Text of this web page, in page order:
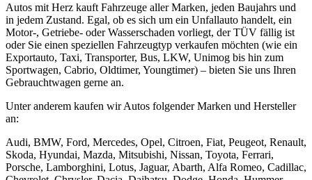
Autos mit Herz kauft Fahrzeuge aller Marken, jeden Baujahrs und
in jedem Zustand. Egal, ob es sich um ein Unfallauto handelt, ein
Motor-, Getriebe- oder Wasserschaden vorliegt, der TÜV fällig ist
oder Sie einen speziellen Fahrzeugtyp verkaufen möchten (wie ein
Exportauto, Taxi, Transporter, Bus, LKW, Unimog bis hin zum
Sportwagen, Cabrio, Oldtimer, Youngtimer) – bieten Sie uns Ihren
Gebrauchtwagen gerne an.
Unter anderem kaufen wir Autos folgender Marken und Hersteller
an:
Audi, BMW, Ford, Mercedes, Opel, Citroen, Fiat, Peugeot, Renault,
Skoda, Hyundai, Mazda, Mitsubishi, Nissan, Toyota, Ferrari,
Porsche, Lamborghini, Lotus, Jaguar, Abarth, Alfa Romeo, Cadillac,